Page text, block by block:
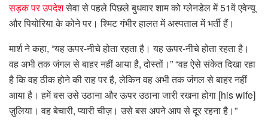
सड़क पर उपदेशसेवा से पहले पिछले बुधवार शाम को ग्लेनडेल में 51वें एवेन्यू
और पियोरिया के कोने पर। श्मिट गंभीर हालत में अस्पताल में भर्ती हैं।
मार्श ने कहा, “यह ऊपर-नीचे होता रहता है। यह ऊपर-नीचे होता रहता है।
वह अभी तक जंगल से बाहर नहीं आया है, दोस्तों।” “वह ऐसे संकेत दिखा रहा
है कि वह ठीक होने की राह पर है, लेकिन वह अभी तक जंगल से बाहर नहीं
आया है। हमें बस उसे उठाना और ऊपर उठाना जारी रखना होगा [his wife]
ज़ुलिया। वह बेचारी, प्यारी चीज़। उसे बस अपने आप से दूर रहना है।”